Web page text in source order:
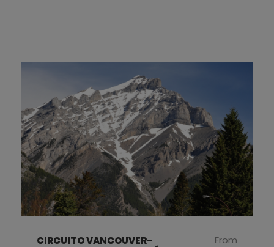
CIRCUITO VANCOUVER-
From